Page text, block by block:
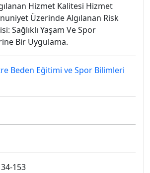
Hizmet Kalitesi Hizmet
Üzerinde Algılanan Risk
Sağlıklı Yaşam Ve Spor
Bir Uygulama.
Beden Eğitimi ve Spor Bilimleri
153